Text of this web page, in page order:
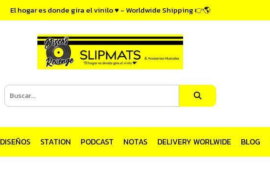
El hogar es donde gira el vinilo ♥ - Worldwide Shipping 👉🌎
DISEÑOS STATION PODCAST NOTAS DELIVERY WORLWIDE BLOG